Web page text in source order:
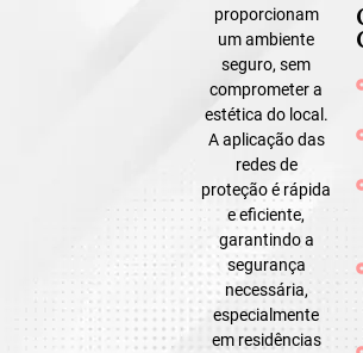
proporcionam
um ambiente
seguro, sem
comprometer a
estética do local.
A aplicação das
redes de
proteção é rápida
e eficiente,
garantindo a
segurança
necessária,
especialmente
em residências